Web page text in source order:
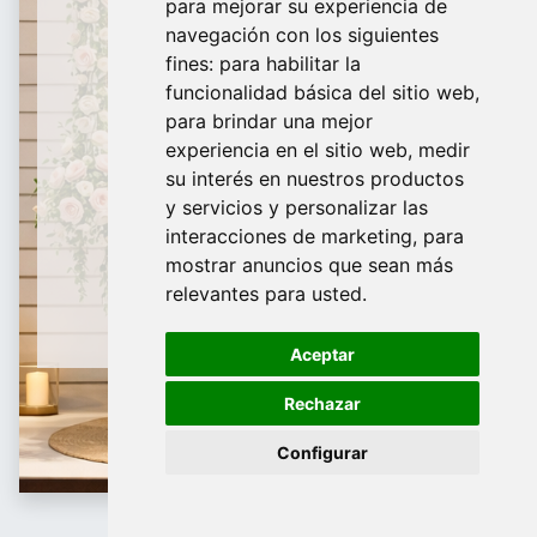
para mejorar su experiencia de
navegación con los siguientes
fines: para habilitar la
funcionalidad básica del sitio web,
para brindar una mejor
experiencia en el sitio web, medir
su interés en nuestros productos
y servicios y personalizar las
interacciones de marketing, para
mostrar anuncios que sean más
relevantes para usted.
Aceptar
Rechazar
Configurar
De Domingo a Viernes
¿Te ayudamos?
688 097 373
​ info@tridecor.net
Contáctanos
Lazos, cintas y estrellas